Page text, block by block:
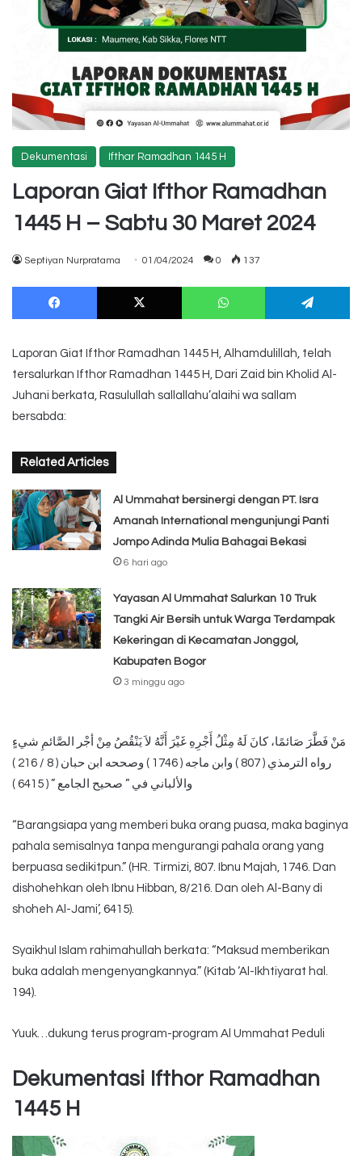
Dekumentasi Ifthar Ramadhan 1445 H
Laporan Giat Ifthor Ramadhan
1445 H – Sabtu 30 Maret 2024
Septiyan Nurpratama 01/04/2024 0 137
Facebook X WhatsApp
Laporan Giat Ifthor Ramadhan 1445 H, Alhamdulillah, telah
tersalurkan Ifthor Ramadhan 1445 H, Dari Zaid bin Kholid Al-
Juhani berkata, Rasulullah sallallahu’alaihi wa sallam
bersabda:
Related Articles
Al Ummahat bersinergi dengan PT. Isra
Amanah International mengunjungi Panti
Jompo Adinda Mulia Bahagai Bekasi
6 hari ago
Yayasan Al Ummahat Salurkan 10 Truk
Tangki Air Bersih untuk Warga Terdampak
Kekeringan di Kecamatan Jonggol,
Kabupaten Bogor
3 minggu ago
مَنْ فَطَّرَ صَائمًا، كانَ لَهُ مِثْلُ أَجْرِهِ غَيْرَ أَنَّهُ لاَ يَنْقُصُ مِنْ أجْر الصَّائمِ شيءٍ
رواه الترمذي ( 807 ) وابن ماجه ( 1746 ) وصححه ابن حبان ( 8 / 216 )
والألباني في ” صحيح الجامع ” ( 6415 )
“Barangsiapa yang memberi buka orang puasa, maka baginya
pahala semisalnya tanpa mengurangi pahala orang yang
berpuasa sedikitpun.” (HR. Tirmizi, 807. Ibnu Majah, 1746. Dan
dishohehkan oleh Ibnu Hibban, 8/216. Dan oleh Al-Bany di
shoheh Al-Jami’, 6415).
Syaikhul Islam rahimahullah berkata: “Maksud memberikan
buka adalah mengenyangkannya.” (Kitab ‘Al-Ikhtiyarat hal.
194).
Yuuk…dukung terus program-program Al Ummahat Peduli
Dekumentasi Ifthor Ramadhan
1445 H